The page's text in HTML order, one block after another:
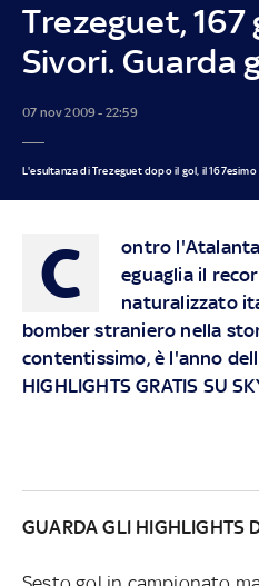
Trezeguet, 167
Sivori. Guarda
07 nov 2009 - 22:59
L'esultanza di Trezeguet dopo il gol, il
C
ontro
eguaglia il
naturalizzato
bomber straniero nella
contentissimo, è l'anno
HIGHLIGHTS GRATIS SU
GUARDA GLI HIGHLIGHTS